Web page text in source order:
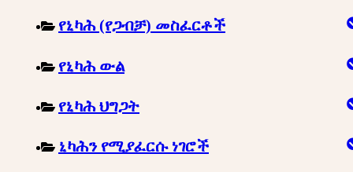
የኒካሕ (የጋብቻ) መስፈርቶች
የኒካሕ ውል
የኒካሕ ህግጋት
ኒካሕን የሚያፈርሱ ነገሮች